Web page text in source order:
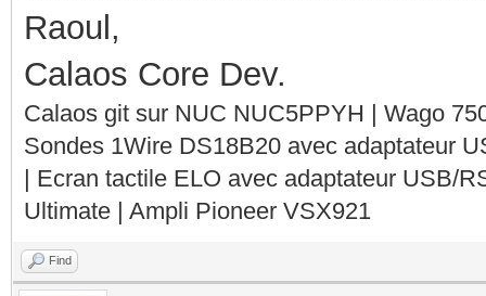
Raoul,
Calaos Core Dev.
Calaos git sur NUC NUC5PPYH | Wago
Sondes 1Wire DS18B20 avec adaptateur
| Ecran tactile ELO avec adaptateur USB/
Ultimate | Ampli Pioneer VSX921
Find